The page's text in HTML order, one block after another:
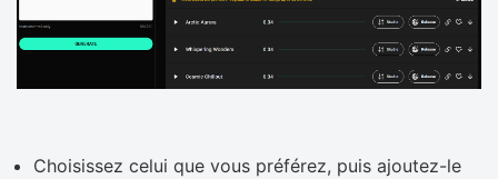
Choisissez celui que vous préférez, puis ajoutez-le